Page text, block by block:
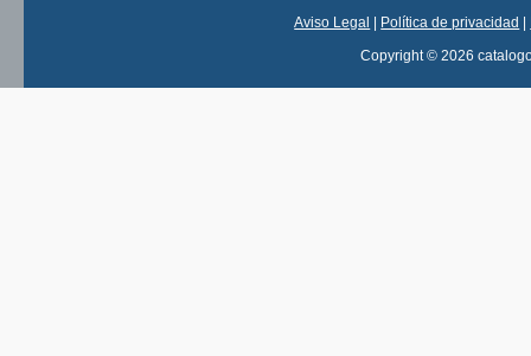
Aviso Legal Política de privacidad
Copyright © 2026